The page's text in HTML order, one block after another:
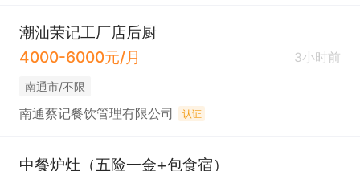
潮汕荣记工厂店后厨
4000-6000元/月
3小时前
南通市/不限
南通蔡记餐饮管理有限公司 认证
中餐炉灶（五险一金+包食宿）